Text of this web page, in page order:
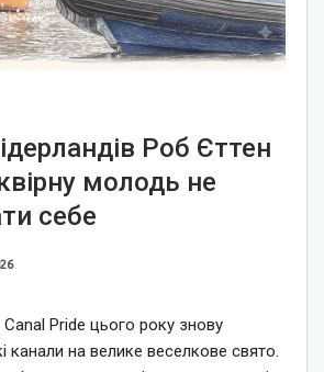
Роб Єттен
молодь не
себе
Pride цього року знову
канали на велике веселкове свято.